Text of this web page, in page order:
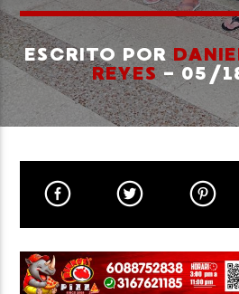
TÍTULO
ARTISTA
Neiva Estereo
ESCRITO POR
REYES - 05/